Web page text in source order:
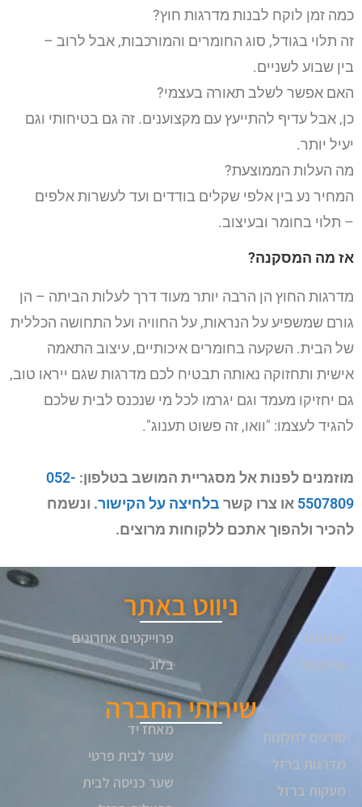
כמה זמן לוקח לבנות מדרגות חוץ?
זה תלוי בגודל, סוג החומרים והמורכבות, אבל לרוב –
בין שבוע לשניים.
האם אפשר לשלב תאורה בעצמי?
כן, אבל עדיף להתייעץ עם מקצוענים. זה גם בטיחותי וגם
יעיל יותר.
מה העלות הממוצעת?
המחיר נע בין אלפי שקלים בודדים ועד לעשרות אלפים
– תלוי בחומר ובעיצוב.
אז מה המסקנה?
מדרגות החוץ הן הרבה יותר מעוד דרך לעלות הביתה – הן
גורם שמשפיע על הנראות, על החוויה ועל התחושה הכללית
של הבית. השקעה בחומרים איכותיים, עיצוב התאמה
אישית ותחזוקה נאותה תבטיח לכם מדרגות שגם ייראו טוב,
גם יחזיקו מעמד וגם יגרמו לכל מי שנכנס לבית שלכם
להגיד לעצמו: "וואו, זה פשוט תענוג".
מוזמנים לפנות אל מסגריית המושב בטלפון: 052-
5507809 או צרו קשר בלחיצה על הקישור. ונשמח
להכיר ולהפוך אתכם ללקוחות מרוצים.
ניווט באתר
אודותנו
צרו קשר
פרוייקטים אחרונים
בלוג
שירותי החברה
סורגים לחלונות
מדרגות ברזל
מעקות ברזל
מאחז יד
שער לבית פרטי
שער כניסה לבית